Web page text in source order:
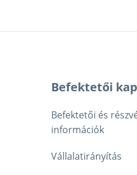
Befektetői
Befektetői és
információk
Vállalatirányítás